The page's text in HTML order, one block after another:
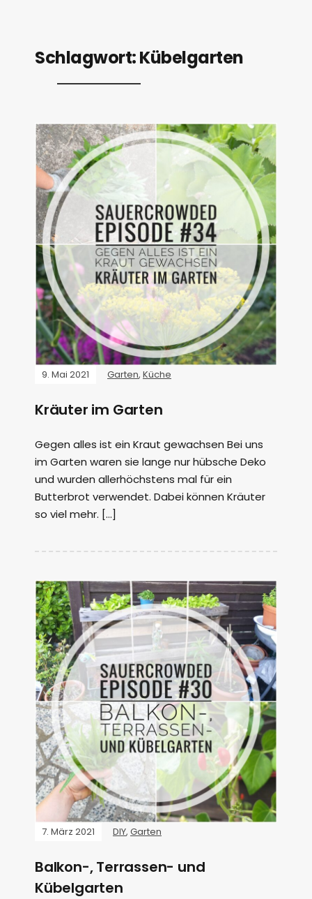
Schlagwort:Kübelgarten
9. Mai 2021 Garten, Küche
Kräuter im Garten
Gegen alles ist ein Kraut gewachsen Bei uns
im Garten waren sie lange nur hübsche Deko
und wurden allerhöchstens mal für ein
Butterbrot verwendet. Dabei können Kräuter
so viel mehr. […]
7. März 2021 DIY, Garten
Balkon-, Terrassen- und
Kübelgarten